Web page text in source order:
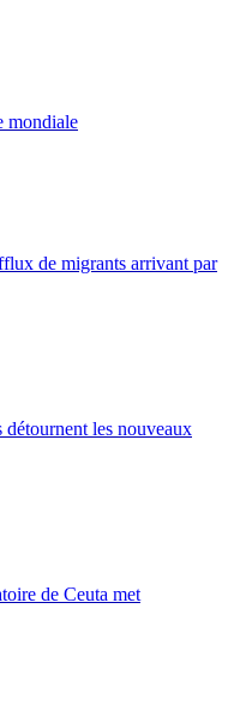
mondiale
de migrants arrivant par
détournent les nouveaux
de Ceuta met